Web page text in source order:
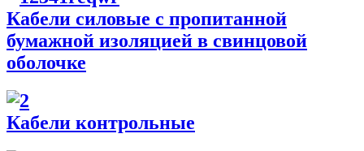
Кабели силовые с пропитанной
бумажной изоляцией в свинцовой
оболочке
Кабели контрольные